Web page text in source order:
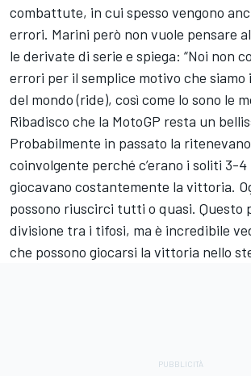
combattute, in cui spesso vengono
errori. Marini però non vuole pensare
le derivate di serie e spiega: “Noi non
errori per il semplice motivo che siamo
del mondo (ride), così come lo sono le
Ribadisco che la MotoGP resta un
Probabilmente in passato la
coinvolgente perché c’erano i soliti 3-
giocavano costantemente la vittoria.
possono riuscirci tutti o quasi. Questo
divisione tra i tifosi, ma è incredibile
che possono giocarsi la vittoria nello